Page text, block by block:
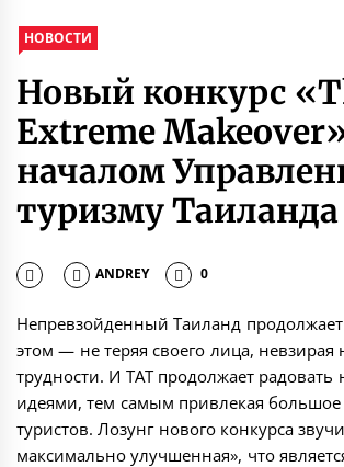
НОВОСТИ
Новый конкурс
Extreme
началом
туризму Таиланда
ANDREY 0
Непревзойденный Таиланд продолжает
этом — не теряя своего лица,
трудности. И ТАТ продолжает
идеями, тем самым привлекая большое
туристов. Лозунг нового конкурса
максимально улучшенная», что